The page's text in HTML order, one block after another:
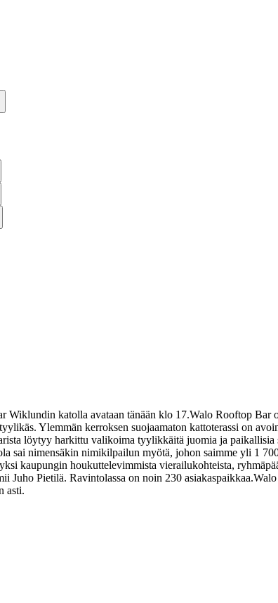
Wiklundin katolla avataan tänään klo 17.Walo Rooftop Bar
Ylemmän kerroksen suojaamaton kattoterassi on
löytyy harkittu valikoima tyylikkäitä juomia ja paikallisia
sai nimensäkin nimikilpailun myötä, johon saimme yli 1
kaupungin houkuttelevimmista vierailukohteista,
Juho Pietilä. Ravintolassa on noin 230 asiakaspaikkaa.
asti.